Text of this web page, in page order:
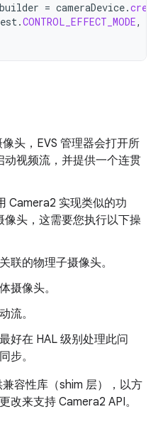
builder = cameraDevice.
.CONTROL_EFFECT_MODE,
头，EVS 管理器会打开所
视频流，并提供一个连贯
Camera2 实现类似的功
头，这需要您执行以下操
联的物理子摄像头。
摄像头。
流。
好在 HAL 级别处理此问
步。
容性库（shim 层），以方
改来支持 Camera2 API。